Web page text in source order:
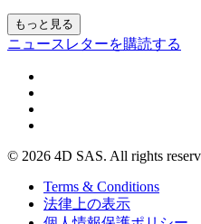
もっと見る
ニュースレターを購読する
© 2026 4D SAS. All rights
Terms & Conditions
法律上の表示